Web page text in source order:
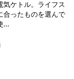
気ケトル。ライフス
合ったものを選んで
...